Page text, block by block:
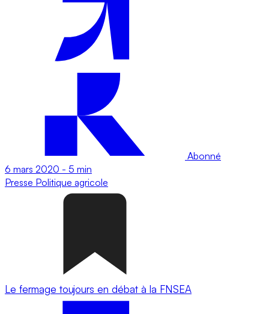
Abonné
6 mars 2020 - 5 min
Presse Politique agricole
Le fermage toujours en débat à la FNSEA